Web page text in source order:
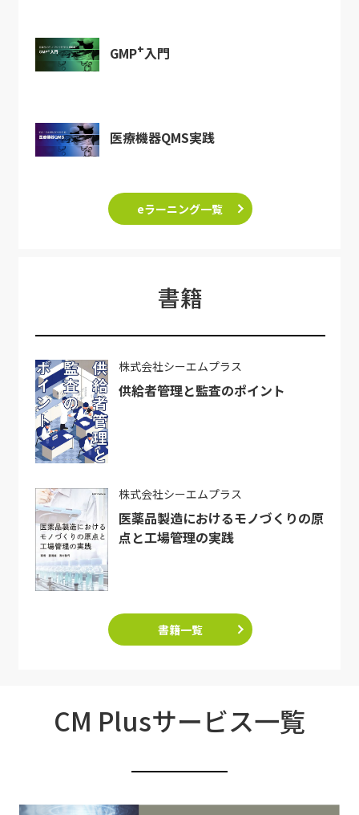
GMP+入門
医療機器QMS実践
eラーニング一覧
書籍
株式会社シーエムプラス
供給者管理と監査のポイント
株式会社シーエムプラス
医薬品製造におけるモノづくりの原
点と工場管理の実践
書籍一覧
CM Plusサービス一覧